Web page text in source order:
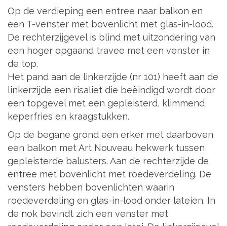
Op de verdieping een entree naar balkon en
een T-venster met bovenlicht met glas-in-lood.
De rechterzijgevel is blind met uitzondering van
een hoger opgaand travee met een venster in
de top.
Het pand aan de linkerzijde (nr 101) heeft aan de
linkerzijde een risaliet die beëindigd wordt door
een topgevel met een gepleisterd, klimmend
keperfries en kraagstukken.
Op de begane grond een erker met daarboven
een balkon met Art Nouveau hekwerk tussen
gepleisterde balusters. Aan de rechterzijde de
entree met bovenlicht met roedeverdeling. De
vensters hebben bovenlichten waarin
roedeverdeling en glas-in-lood onder lateien. In
de nok bevindt zich een venster met